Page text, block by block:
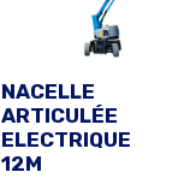
NACELLE
ARTICULÉE
ELECTRIQUE
12M